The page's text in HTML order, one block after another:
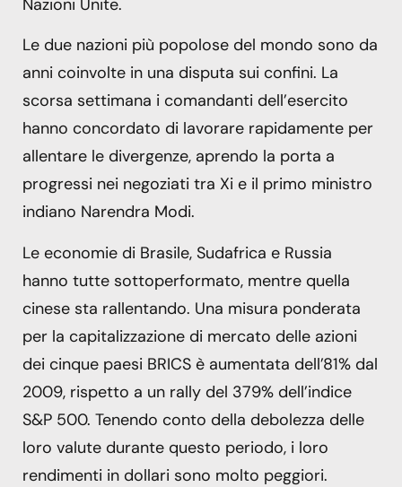
Nazioni Unite.
Le due nazioni più popolose del mondo sono da
anni coinvolte in una disputa sui confini. La
scorsa settimana i comandanti dell’esercito
hanno concordato di lavorare rapidamente per
allentare le divergenze, aprendo la porta a
progressi nei negoziati tra Xi e il primo ministro
indiano Narendra Modi.
Le economie di Brasile, Sudafrica e Russia
hanno tutte sottoperformato, mentre quella
cinese sta rallentando. Una misura ponderata
per la capitalizzazione di mercato delle azioni
dei cinque paesi BRICS è aumentata dell’81% dal
2009, rispetto a un rally del 379% dell’indice
S&P 500. Tenendo conto della debolezza delle
loro valute durante questo periodo, i loro
rendimenti in dollari sono molto peggiori.